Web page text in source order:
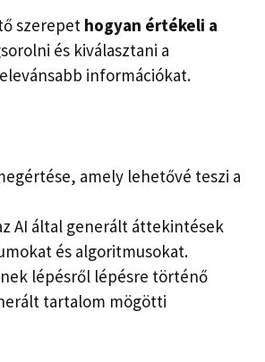
szerepet hogyan értékeli a
és kiválasztani a
információkat.
amely lehetővé teszi a
AI által generált áttekintések
és algoritmusokat.
lépésről lépésre történő
tartalom mögötti